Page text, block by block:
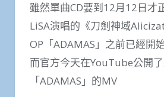
雖然單曲CD要到12月12日才
LiSA演唱的《刀劍神域
OP「ADAMAS」之前已經開
而官方今天在YouTube公開
「ADAMAS」的MV